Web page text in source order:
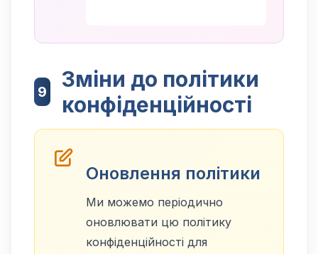
9
Зміни до політики
конфіденційності
Оновлення політики
Ми можемо періодично
оновлювати цю політику
конфіденційності для